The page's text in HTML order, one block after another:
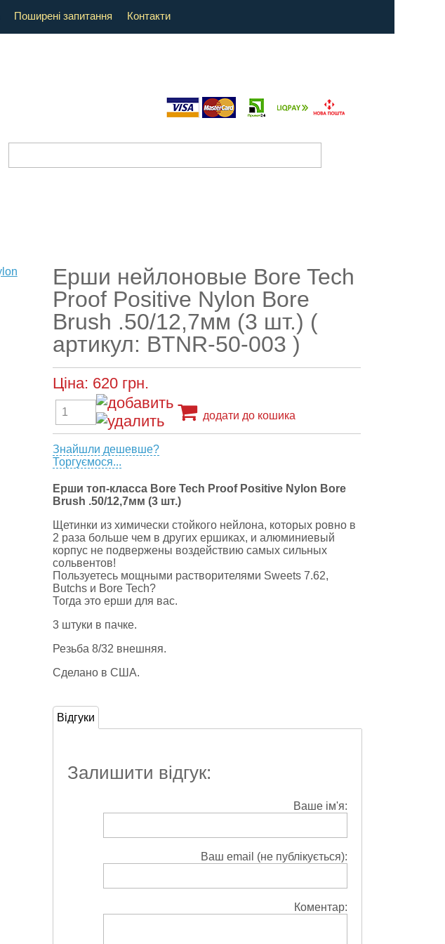
Поширені запитання Контакти
Ерши нейлоновые Bore Tech
Proof Positive Nylon Bore
Brush .50/12,7мм (3 шт.) (
артикул: BTNR-50-003 )
Ціна: 620 грн.
додати до кошика
Знайшли дешевше?
Торгуємося...
Ерши топ-класса Bore Tech Proof Positive Nylon Bore
Brush .50/12,7мм (3 шт.)
Щетинки из химически стойкого нейлона, которых ровно в
2 раза больше чем в других ершиках, и алюминиевый
корпус не подвержены воздействию самых сильных
сольвентов!
Пользуетесь мощными растворителями Sweets 7.62,
Butchs и Bore Tech?
Тогда это ерши для вас.
3 штуки в пачке.
Резьба 8/32 внешняя.
Сделано в США.
Відгуки
Залишити відгук:
Ваше ім'я:
Ваш email (не публікується):
Коментар: